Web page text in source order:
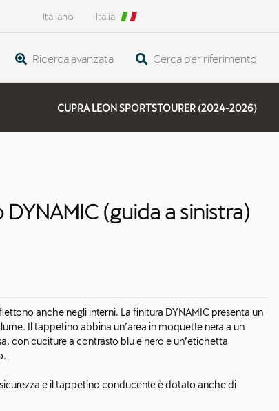
Italiano Italia
Ricerca avanzata Cerca per riferimento
CUPRA LEON SPORTSTOURER (2024-2026)
(guida a sinistra)
anche negli interni. La finitura DYNAMIC presenta un
Il tappetino abbina un’area in moquette nera a un
con cuciture a contrasto blu e nero e un’etichetta
e il tappetino conducente è dotato anche di